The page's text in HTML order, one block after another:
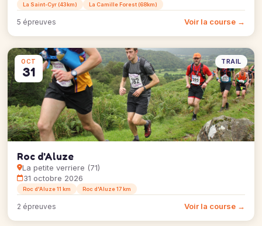
La Saint-Cyr (43km)
La Camille Forest (68km)
5 épreuves Voir la course →
OCT
31
TRAIL
Roc d'Aluze
La petite verriere (71)
31 octobre 2026
Roc d'Aluze 11 km Roc d'Aluze 17 km
2 épreuves Voir la course →